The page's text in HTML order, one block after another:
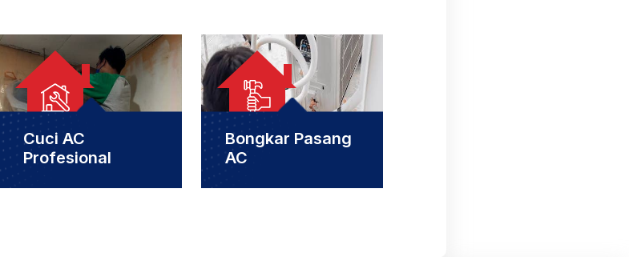
Cuci AC
Profesional
Bongkar Pasang
AC